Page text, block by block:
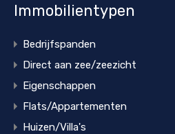
Immobilientypen
Bedrijfspanden
Direct aan zee/zeezicht
Eigenschappen
Flats/Appartementen
Huizen/Villa's